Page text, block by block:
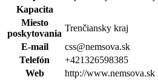
Kapacita
Miesto
poskytovania
Trenčiansky kraj
E-mail
css@nemsova.sk
Telefón
+421326598385
Web
http://www.nemsova.sk